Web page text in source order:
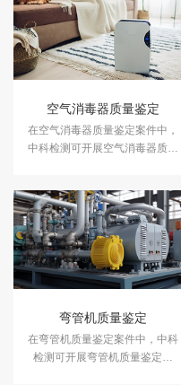
空气消毒器质量鉴定
在空气消毒器质量鉴定案件中，
中科检测可开展空气消毒器质量
弯管机质量鉴定
在弯管机质量鉴定案件中，中科
检测可开展弯管机质量鉴定服